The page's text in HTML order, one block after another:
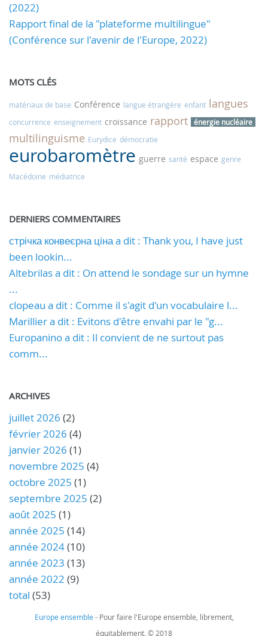
(2022)
Rapport final de la "plateforme multilingue"
(Conférence sur l'avenir de l'Europe, 2022)
MOTS CLÉS
matériaux de base Conférence langue étrangère enfant langues
concurrence enseignement croissance rapport énergie nucléaire
multilinguisme Eurydice démocratie
eurobaromètre guerre santé espace genre
Macédoine médiatrice
DERNIERS COMMENTAIRES
стрічка конвеєрна ціна a dit : Thank you, I have just
been lookin...
Altebrilas a dit : On attend le sondage sur un hymne
...
clopeau a dit : Comme il s'agit d'un vocabulaire l...
Marillier a dit : Evitons d'être envahi par le "g...
Europanino a dit : Il convient de ne surtout pas
comm...
ARCHIVES
juillet 2026 (2)
février 2026 (4)
janvier 2026 (1)
novembre 2025 (4)
octobre 2025 (1)
septembre 2025 (2)
août 2025 (1)
année 2025 (14)
année 2024(10)
année 2023 (13)
année 2022 (9)
total (53)
Europe ensemble - Pour faire l'Europe ensemble, librement,
équitablement. © 2018